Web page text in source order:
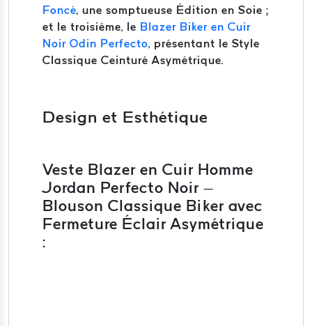
Foncé, une somptueuse Édition en Soie ;
et le troisième, le Blazer Biker en Cuir
Noir Odin Perfecto, présentant le Style
Classique Ceinturé Asymétrique.
Design et Esthétique
Veste Blazer en Cuir Homme
Jordan Perfecto Noir –
Blouson Classique Biker avec
Fermeture Éclair Asymétrique
: